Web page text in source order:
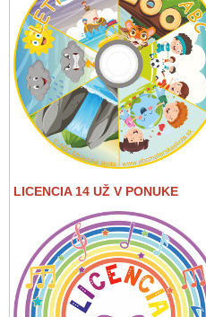
LICENCIA 14 UŽ V PONUKE